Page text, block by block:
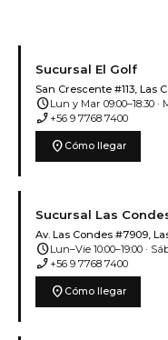
Sucursal El Golf
San Crescente #113, Las
scheduleLun y Mar 09:00–18:30 ·
phone_enabled +56 9 7768 7400
location_on Cómo llegar
Sucursal Las
Av. Las Condes #7909,
scheduleLun–Vie 10:00–19:00 ·
phone_enabled +56 9 7768 7400
location_on Cómo llegar